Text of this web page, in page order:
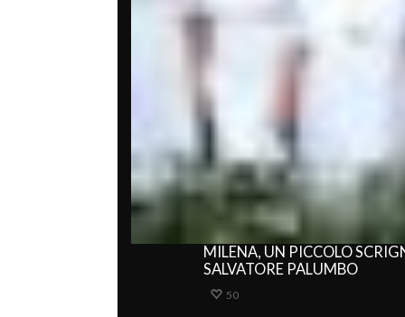
MILENA, UN PICCOLO
SALVATORE PALUMBO
50